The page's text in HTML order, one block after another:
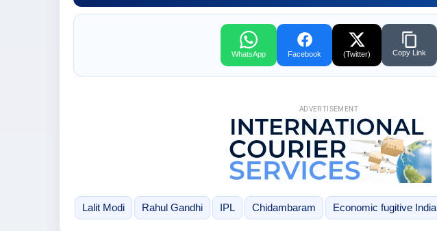
WhatsApp Facebook (Twitter) Copy Link
ADVERTISEMENT
Lalit Modi Rahul Gandhi IPL Chidambaram Economic fugitive India